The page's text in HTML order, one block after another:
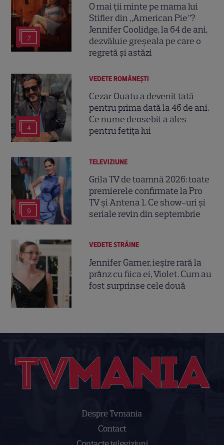
7
O mai ții minte pe mama lui
Stifler din „American Pie”?
Jennifer Coolidge, la 64 de ani,
dezvăluie greșeala pe care o
regretă și astăzi
4
VEDETE ROMÂNEŞTI
Cezar Ouatu a devenit tată
pentru prima dată la 46 de ani.
Ce nume deosebit a ales
pentru fetița lui
9
TELEVIZIUNE
Grila TV de toamnă 2026: toate
premierele confirmate la Pro
TV și Antena 1. Ce show-uri și
seriale revin din septembrie
VEDETE STRĂINE
Jennifer Garner, ieșire rară la
prânz cu fiica ei, Violet. Cum au
fost surprinse cele două
Despre Tvmania
Contact